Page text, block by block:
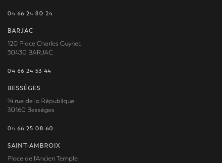
04 66 24 80 24
BARJAC
120 Place Charles Guynet
30430 BARJAC
04 66 24 53 44
BESSÈGES
14 rue de la République
30160 Bessèges
04 66 25 08 60
SAINT-AMBROIX
Place de l'Ancien Temple